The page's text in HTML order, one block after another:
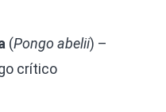
(Pongo abelii) –
crítico